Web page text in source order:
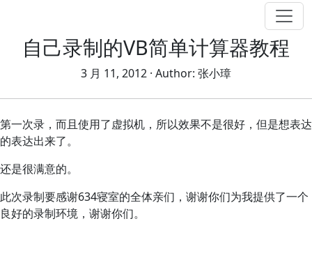
自己录制的VB简单计算器教程
3 月 11, 2012 · Author: 张小璋
第一次录，而且使用了虚拟机，所以效果不是很好，但是想表达
的表达出来了。
还是很满意的。
此次录制要感谢634寝室的全体亲们，谢谢你们为我提供了一个
良好的录制环境，谢谢你们。